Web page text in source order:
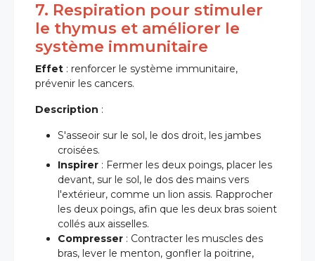
7. Respiration pour stimuler
le thymus et améliorer le
système immunitaire
Effet : renforcer le système immunitaire,
prévenir les cancers.
Description :
S'asseoir sur le sol, le dos droit, les jambes
croisées.
Inspirer : Fermer les deux poings, placer les
devant, sur le sol, le dos des mains vers
l'extérieur, comme un lion assis. Rapprocher
les deux poings, afin que les deux bras soient
collés aux aisselles.
Compresser : Contracter les muscles des
bras, lever le menton, gonfler la poitrine,